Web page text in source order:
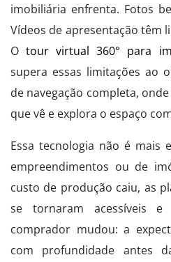
imobiliária enfrenta. Fotos
Vídeos de apresentação têm
Otour virtual 360° para
supera essas limitações ao
de navegação completa,
que vê e explora o espaço
Essa tecnologia não é mais
empreendimentos ou de
custo de produção caiu, as
se tornaram acessíveis
comprador mudou: a
com profundidade antes